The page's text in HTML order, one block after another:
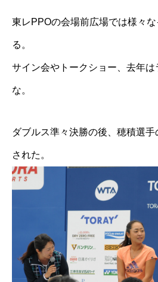
東レPPOの会場前広場では様々
る。
サイン会やトークショー、去年は
な。
ダブルス準々決勝の後、穂積選
された。